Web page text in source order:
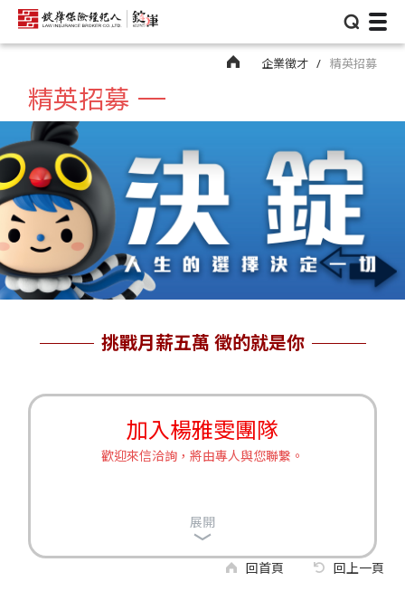
⌕
企業徵才 精英招募
精英招募
挑戰月薪五萬 徵的就是你
展開
加入楊雅雯團隊
歡迎來信洽詢，將由專人與您聯繫。
回首頁 回上一頁